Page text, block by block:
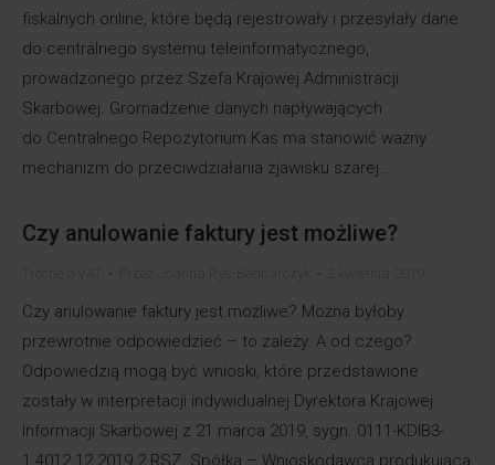
fiskalnych online, które będą rejestrowały i przesyłały dane
do centralnego systemu teleinformatycznego,
prowadzonego przez Szefa Krajowej Administracji
Skarbowej. Gromadzenie danych napływających
do Centralnego Repozytorium Kas ma stanowić ważny
mechanizm do przeciwdziałania zjawisku szarej…
Czy anulowanie faktury jest możliwe?
Czy anulowanie faktury jest możliwe? Można byłoby
przewrotnie odpowiedzieć – to zależy. A od czego?
Odpowiedzią mogą być wnioski, które przedstawione
zostały w interpretacji indywidualnej Dyrektora Krajowej
Informacji Skarbowej z 21 marca 2019, sygn. 0111-KDIB3-
1.4012.12.2019.2.RSZ. Spółka – Wnioskodawca produkująca